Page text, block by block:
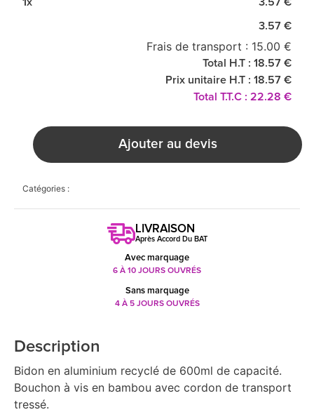
3.57 €
Frais de transport : 15.00 €
Total H.T : 18.57 €
Prix unitaire H.T : 18.57 €
Total T.T.C : 22.28 €
Ajouter au devis
Catégories :
LIVRAISON
Après Accord Du BAT
Avec marquage
6 À 10 JOURS OUVRÉS
Sans marquage
4 À 5 JOURS OUVRÉS
Description
Bidon en aluminium recyclé de 600ml de capacité.
Bouchon à vis en bambou avec cordon de transport
tressé.